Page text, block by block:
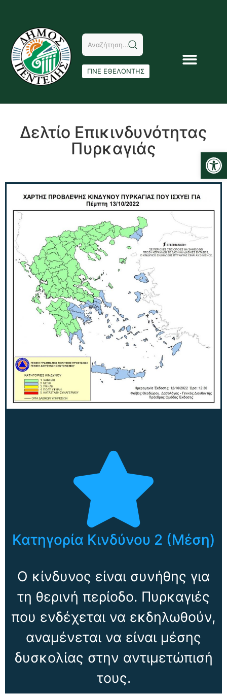
ΓΙΝΕ ΕΘΕΛΟΝΤΗΣ
Δελτίο Επικινδυνότητας
Πυρκαγιάς
Κατηγορία Κινδύνου 2 (Μέση)
Ο κίνδυνος είναι συνήθης για
τη θερινή περίοδο. Πυρκαγιές
που ενδέχεται να εκδηλωθούν,
αναμένεται να είναι μέσης
δυσκολίας στην αντιμετώπισή
τους.